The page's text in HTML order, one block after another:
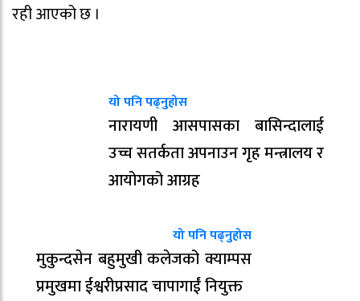
रही आएको छ ।
यो पनि पढ्नुहोस
नारायणी आसपासका बासिन्दालाई
उच्च सतर्कता अपनाउन गृह मन्त्रालय र
आयोगको आग्रह
यो पनि पढ्नुहोस
मुकुन्दसेन बहुमुखी कलेजको क्याम्पस
प्रमुखमा ईश्वरीप्रसाद चापागाईं नियुक्त